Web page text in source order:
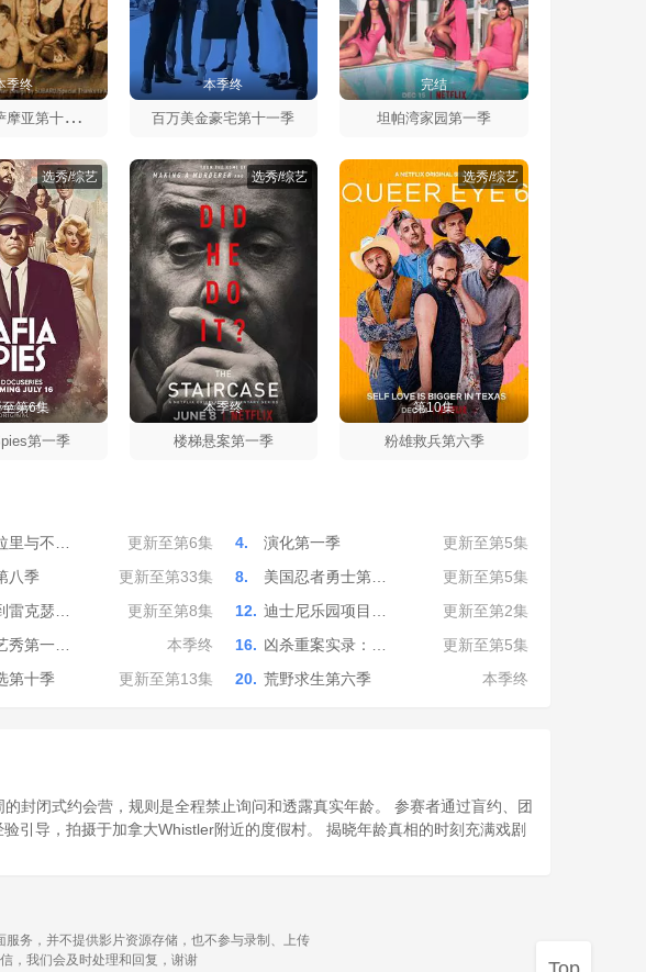
季终
幸
存者：萨摩亚第十九季
本季终
百万美金豪宅第十一季
完结
坦帕湾家园第一季
至第6集
选秀/综艺
第一季
本季终
选秀/综艺
楼梯悬案第一季
第10集
选秀/综艺
粉雄救兵第六季
里与不… 更新至第6集 4. 演化第一季
更新至第5集
八季 更新至第33集 8. 美国忍者勇士第…
更新至第5集
雷克瑟… 更新至第8集 12. 迪士尼乐园项目…
更新至第2集
秀第一… 本季终 16. 凶杀重案实录：…
更新至第5集
第十季 更新至第13集 20. 荒野求生第六季 本季终
封闭式约会营，规则是全程禁止询问和透露真实年龄。 参赛者通过盲约、团
引导，拍摄于加拿大Whistler附近的度假村。 揭晓年龄真相的时刻充满戏剧
务，并不提供影片资源存储，也不参与录制、上传
，我们会及时处理和回复，谢谢